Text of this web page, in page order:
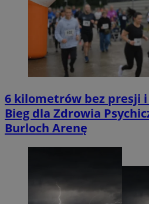
6 kilometrów bez presji
Bieg dla Zdrowia
Burloch Arenę